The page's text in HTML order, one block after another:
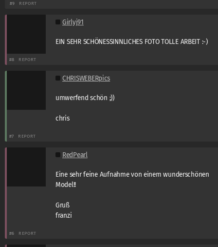
#9 REPORT
Girlyj91
EIN SEHR SCHÖNESSINNLICHES FOTO TOLLE ARBEIT :-)
#8 REPORT
CHRISWEBERpics
umwerfend schön ;))
chris
#7 REPORT
RedPearl
Eine sehr feine Aufnahme von einem wunderschönen
Model!!
Gruß
franzi
#6 REPORT